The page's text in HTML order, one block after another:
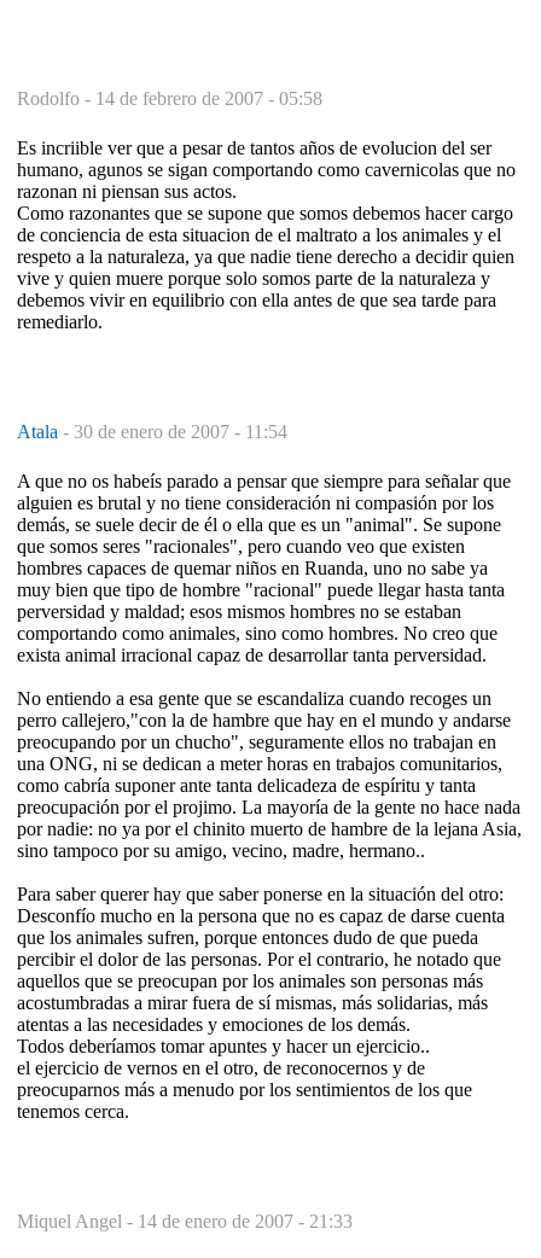
Rodolfo - 14 de febrero de 2007 - 05:58
Es incriible ver que a pesar de tantos años de evolucion del ser
humano, agunos se sigan comportando como cavernicolas que no
razonan ni piensan sus actos.
Como razonantes que se supone que somos debemos hacer cargo
de conciencia de esta situacion de el maltrato a los animales y el
respeto a la naturaleza, ya que nadie tiene derecho a decidir quien
vive y quien muere porque solo somos parte de la naturaleza y
debemos vivir en equilibrio con ella antes de que sea tarde para
remediarlo.
Atala - 30 de enero de 2007 - 11:54
A que no os habeís parado a pensar que siempre para señalar que
alguien es brutal y no tiene consideración ni compasión por los
demás, se suele decir de él o ella que es un "animal". Se supone
que somos seres "racionales", pero cuando veo que existen
hombres capaces de quemar niños en Ruanda, uno no sabe ya
muy bien que tipo de hombre "racional" puede llegar hasta tanta
perversidad y maldad; esos mismos hombres no se estaban
comportando como animales, sino como hombres. No creo que
exista animal irracional capaz de desarrollar tanta perversidad.
No entiendo a esa gente que se escandaliza cuando recoges un
perro callejero,"con la de hambre que hay en el mundo y andarse
preocupando por un chucho", seguramente ellos no trabajan en
una ONG, ni se dedican a meter horas en trabajos comunitarios,
como cabría suponer ante tanta delicadeza de espíritu y tanta
preocupación por el projimo. La mayoría de la gente no hace nada
por nadie: no ya por el chinito muerto de hambre de la lejana Asia,
sino tampoco por su amigo, vecino, madre, hermano..
Para saber querer hay que saber ponerse en la situación del otro:
Desconfío mucho en la persona que no es capaz de darse cuenta
que los animales sufren, porque entonces dudo de que pueda
percibir el dolor de las personas. Por el contrario, he notado que
aquellos que se preocupan por los animales son personas más
acostumbradas a mirar fuera de sí mismas, más solidarias, más
atentas a las necesidades y emociones de los demás.
Todos deberíamos tomar apuntes y hacer un ejercicio..
el ejercicio de vernos en el otro, de reconocernos y de
preocuparnos más a menudo por los sentimientos de los que
tenemos cerca.
Miquel Angel - 14 de enero de 2007 - 21:33